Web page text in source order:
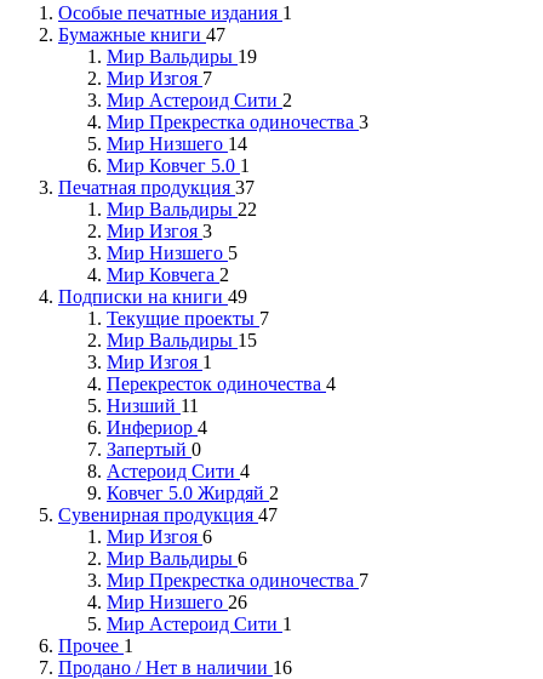
Особые печатные издания 1
Бумажные книги 47
Мир Вальдиры 19
Мир Изгоя 7
Мир Астероид Сити 2
Мир Прекрестка одиночества 3
Мир Низшего 14
Мир Ковчег 5.0 1
Печатная продукция 37
Мир Вальдиры 22
Мир Изгоя 3
Мир Низшего 5
Мир Ковчега 2
Подписки на книги 49
Текущие проекты 7
Мир Вальдиры 15
Мир Изгоя 1
Перекресток одиночества 4
Низший 11
Инфериор 4
Запертый 0
Астероид Сити 4
Ковчег 5.0 Жирдяй 2
Сувенирная продукция 47
Мир Изгоя 6
Мир Вальдиры 6
Мир Прекрестка одиночества 7
Мир Низшего 26
Мир Астероид Сити 1
Прочее 1
Продано / Нет в наличии 16